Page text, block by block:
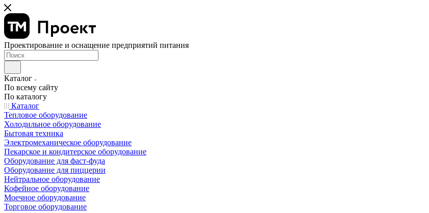
Проектирование и оснащение предприятий питания
Каталог
По всему сайту
По каталогу
Каталог
Тепловое оборудование
Холодильное оборудование
Бытовая техника
Электромеханическое оборудование
Пекарское и кондитерское оборудование
Оборудование для фаст-фуда
Оборудование для пиццерии
Нейтральное оборудование
Кофейное оборудование
Моечное оборудование
Торговое оборудование